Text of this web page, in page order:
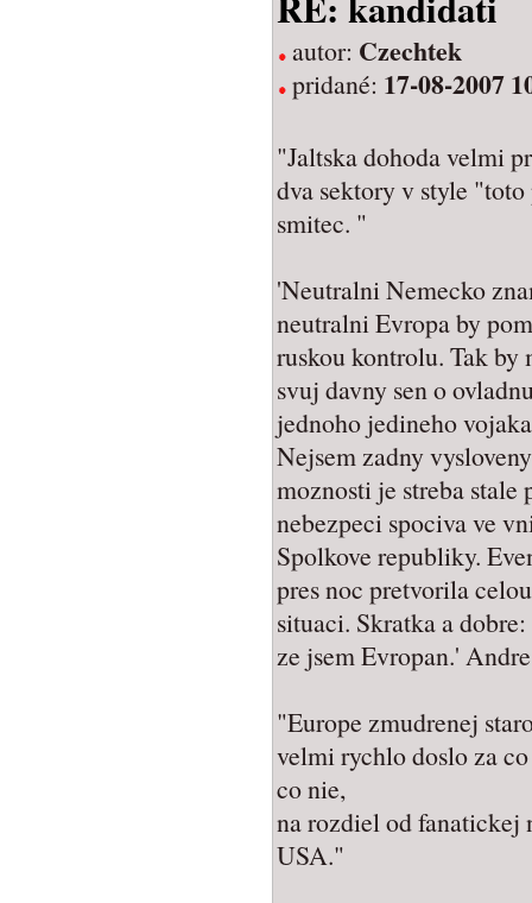
autor: Czechtek
pridané: 17-08-2007
"Jaltska dohoda velmi
dva sektory v style
smitec. "
'Neutralni Nemecko
neutralni Evropa by
ruskou kontrolu. Tak by
svuj davny sen o
jednoho jedineho
Nejsem zadny
moznosti je streba
nebezpeci spociva ve
Spolkove republiky.
pres noc pretvorila
situaci. Skratka a
ze jsem Evropan.'
"Europe zmudrenej
velmi rychlo doslo za
co nie,
na rozdiel od fanatickej
USA."